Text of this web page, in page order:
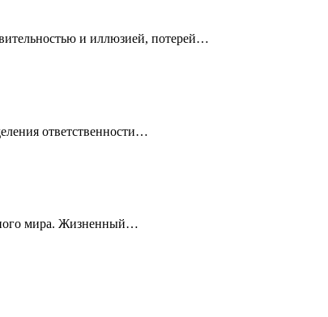
и иллюзией, потерей…
ответственности…
мира. Жизненный…